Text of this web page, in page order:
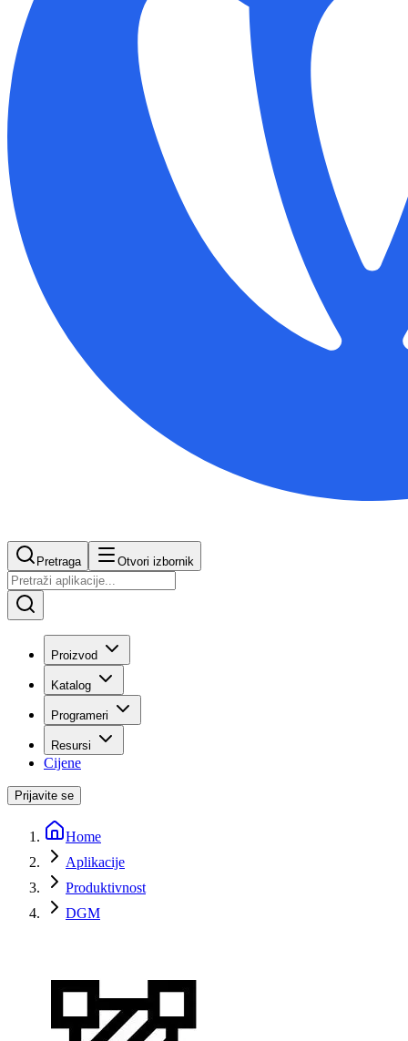
Pretraga Otvori izbornik
Proizvod
Katalog
Programeri
Resursi
Cijene
Prijavite se
Home
Aplikacije
Produktivnost
DGM